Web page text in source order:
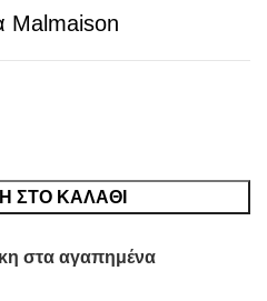
Malmaison
ΣΤΟ ΚΑΛΆΘΙ
στα αγαπημένα